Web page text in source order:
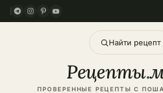
Найти рецепт
Рецепты.
ПРОВЕРЕННЫЕ РЕЦЕПТЫ С